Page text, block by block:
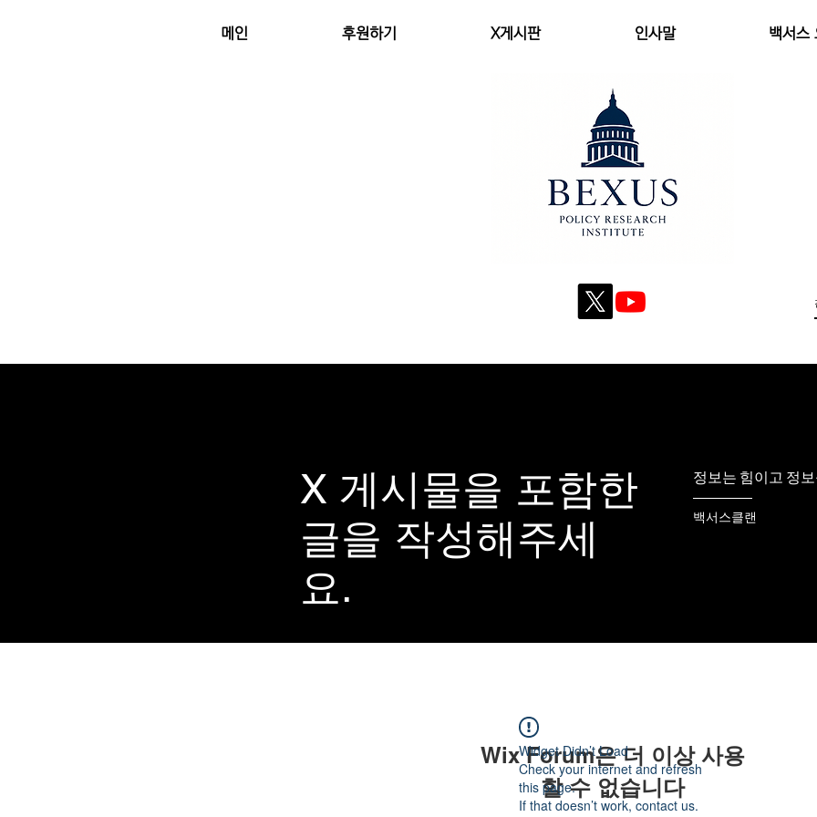
메인 후원하기 X게시판 인사말 백서스
X 게시물을 포함한
​글을 작성해주세
요.
정보는 힘이고 정
백서스클랜
Wix Forum은 더 이상 사용
할 수 없습니다
Widget Didn’t Load
Check your internet and refresh
this page.
If that doesn’t work, contact us.